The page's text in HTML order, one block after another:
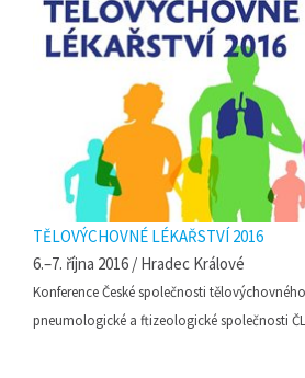
TĚLOVÝCHOVNÉ LÉKAŘSTVÍ 2016
6.–7. října 2016 / Hradec Králové
Konference České společnosti
pneumologické a ftizeologické společnosti